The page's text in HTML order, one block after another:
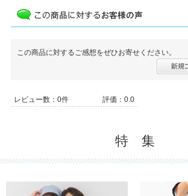
この商品に対するご感想をぜひお寄せください。
レビュー数：0件 評価：0.0
特 集